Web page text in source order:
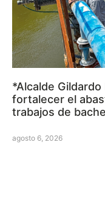
*Alcalde
fortalecer el
trabajos de
agosto 6, 2026